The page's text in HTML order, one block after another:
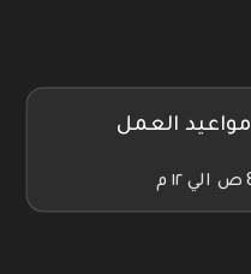
مواعيد العمل